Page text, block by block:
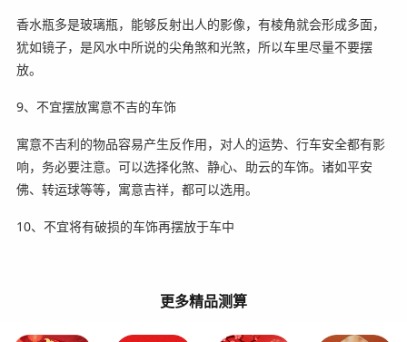
香水瓶多是玻璃瓶，能够反射出人的影像，有棱角就会形成多面，
犹如镜子，是风水中所说的尖角煞和光煞，所以车里尽量不要摆
放。
9、不宜摆放寓意不吉的车饰
寓意不吉利的物品容易产生反作用，对人的运势、行车安全都有影
响，务必要注意。可以选择化煞、静心、助云的车饰。诸如平安
佛、转运球等等，寓意吉祥，都可以选用。
10、不宜将有破损的车饰再摆放于车中
更多精品测算